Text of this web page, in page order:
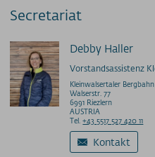
contact person
Story
Technical data
Vacancies
PRESS
PARTNERS/LINKS
Secretariat
Debby Haller
Vorstandsassistenz
Kleinwalsertaler
Walserstr. 77
6991 Riezlern
AUSTRIA
Tel.+43 5517 527 420 11
Kontakt